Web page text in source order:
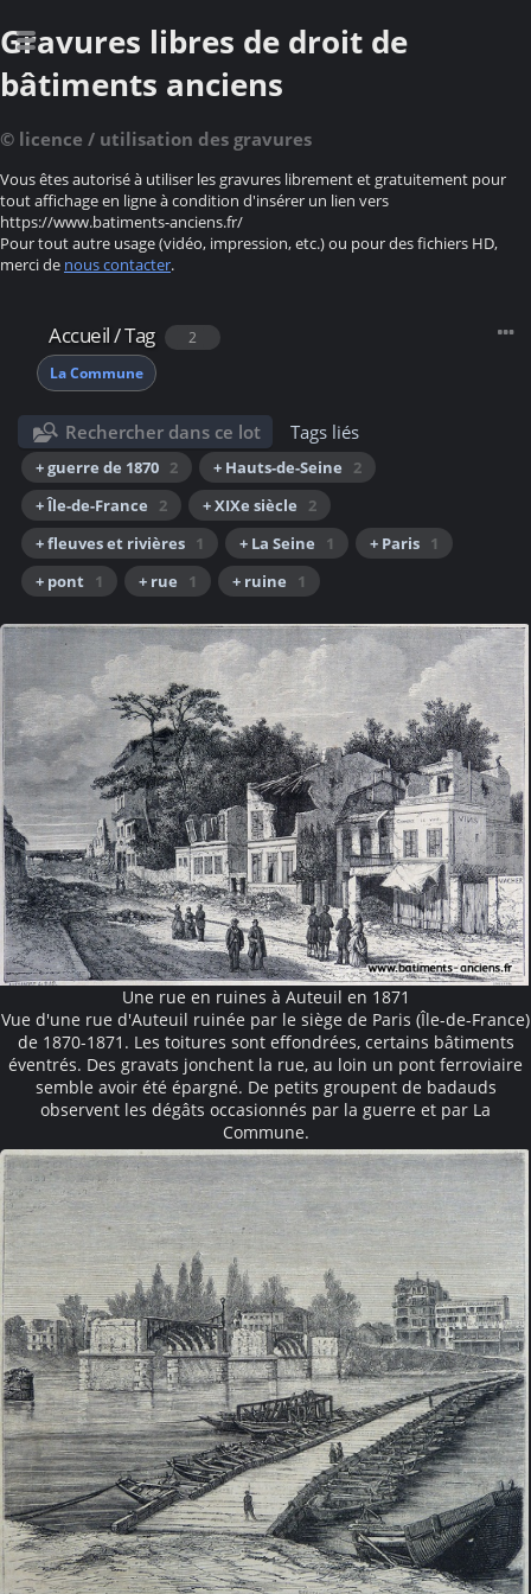
Gravures libres de droit de
bâtiments anciens
© licence / utilisation des gravures
Vous êtes autorisé à utiliser les gravures librement et gratuitement pour
tout affichage en ligne à condition d'insérer un lien vers
https://www.batiments-anciens.fr/
Pour tout autre usage (vidéo, impression, etc.) ou pour des fichiers HD,
merci de nous contacter.
Accueil/Tag
2
La Commune
Rechercher dans ce lot Tags liés
+ guerre de 1870 2 + Hauts-de-Seine
2
+ Île-de-France
2 + XIXe siècle
2
+ fleuves et rivières 1 + La Seine 1 + Paris 1
+ pont 1 + rue 1 + ruine 1
Une rue en ruines à Auteuil en 1871
Vue d'une rue d'Auteuil ruinée par le siège de Paris (Île-de-France)
de 1870-1871. Les toitures sont effondrées, certains bâtiments
éventrés. Des gravats jonchent la rue, au loin un pont ferroviaire
semble avoir été épargné. De petits groupent de badauds
observent les dégâts occasionnés par la guerre et par La
Commune.